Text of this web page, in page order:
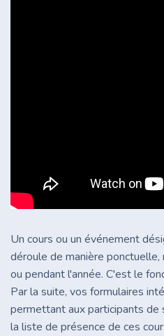
Un cours ou un événement
déroule de manière ponctuelle,
ou pendant l'année. C'est le
Par la suite, vos formulaires
permettant aux participants
la liste de présence de ces